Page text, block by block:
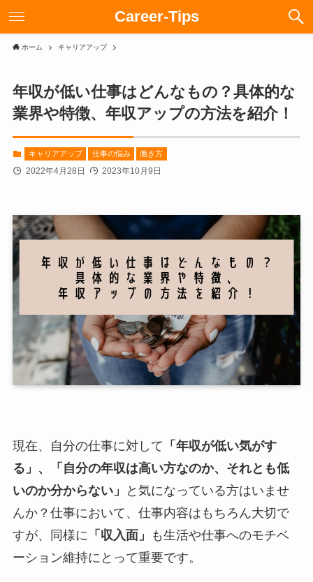
Career-Tips
ホーム キャリアアップ
年収が低い仕事はどんなもの？具体的な
業界や特徴、年収アップの方法を紹介！
キャリアアップ 仕事の悩み 働き方
2022年4月28日 2023年10月9日
現在、自分の仕事に対して 「年収が低い気がす
る」、「自分の年収は高い方なのか、それとも低
いのか分からない」
と気になっている方はいませ
んか？仕事において、仕事内容はもちろん大切で
すが、同様に 「収入面」
も生活や仕事へのモチベ
ーション維持にとって重要です。